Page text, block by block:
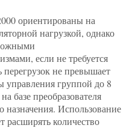
ориентированы на
нагрузкой, однако
если не требуется
перегрузок не превышает
управления группой до 8
базе преобразователя
назначения. Использование
расширять количество